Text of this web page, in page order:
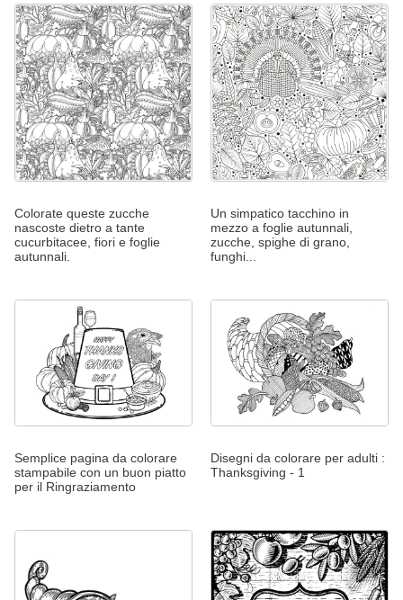
Colorate queste zucche
nascoste dietro a tante
cucurbitacee, fiori e foglie
autunnali.
Un simpatico tacchino in
mezzo a foglie autunnali,
zucche, spighe di grano,
funghi...
Semplice pagina da colorare
stampabile con un buon piatto
per il Ringraziamento
Disegni da colorare per adulti :
Thanksgiving - 1